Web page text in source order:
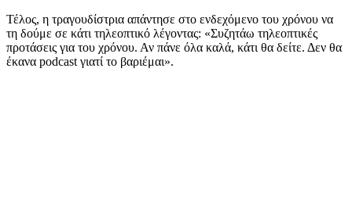
Τέλος, η τραγουδίστρια απάντησε στο ενδεχόμενο του χρόνου να
τη δούμε σε κάτι τηλεοπτικό λέγοντας: «Συζητάω τηλεοπτικές
προτάσεις για του χρόνου. Αν πάνε όλα καλά, κάτι θα δείτε. Δεν θα
έκανα podcast γιατί το βαριέμαι».